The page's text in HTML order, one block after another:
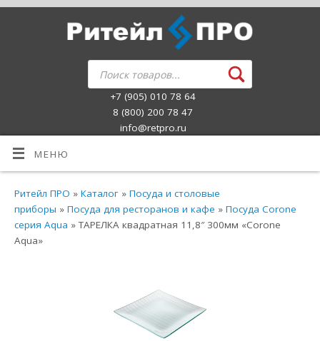
+7 (905) 010 78 64
8 (800) 200 78 47
info@retpro.ru
МЕНЮ
Ритейл ПРО »Каталог »Посуда и столовые
приборы »Посуда для ресторанов и кафе »Посуда Corone
серия Aqua » ТАРЕЛКА квадратная 11,8″ 300мм «Corone
Aqua»